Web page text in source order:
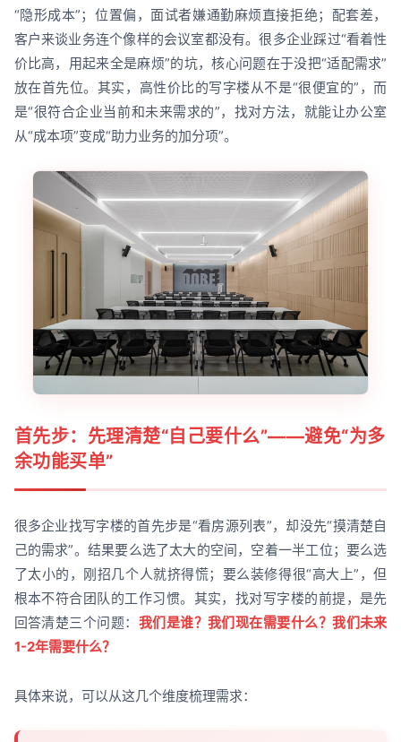
“隐形成本”；位置偏，面试者嫌通勤麻烦直接拒绝；配套差，
客户来谈业务连个像样的会议室都没有。很多企业踩过“看着性
价比高，用起来全是麻烦”的坑，核心问题在于没把“适配需求”
放在首先位。其实，高性价比的写字楼从不是“很便宜的”，而
是“很符合企业当前和未来需求的”，找对方法，就能让办公室
从“成本项”变成“助力业务的加分项”。
首先步：先理清楚“自己要什么”——避免“为多
余功能买单”
很多企业找写字楼的首先步是“看房源列表”，却没先“摸清楚自
己的需求”。结果要么选了太大的空间，空着一半工位；要么选
了太小的，刚招几个人就挤得慌；要么装修得很“高大上”，但
根本不符合团队的工作习惯。其实，找对写字楼的前提，是先
回答清楚三个问题： 我们是谁？我们现在需要什么？我们未来
1-2年需要什么？
具体来说，可以从这几个维度梳理需求：